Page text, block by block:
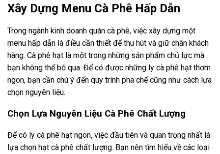
Xây Dựng Menu Cà Phê Hấp Dẫn
Trong ngành kinh doanh quán cà phê, việc xây dựng một
menu hấp dẫn là điều cần thiết để thu hút và giữ chân khách
hàng. Cà phê hạt là một trong những sản phẩm chủ lực mà
bạn không thể bỏ qua. Để có được những ly cà phê hạt thơm
ngon, bạn cần chú ý đến quy trình pha chế cũng như cách lựa
chọn nguyên liệu.
Chọn Lựa Nguyên Liệu Cà Phê Chất Lượng
Để có ly cà phê hạt ngon, việc đầu tiên và quan trọng nhất là
lựa chọn hạt cà phê chất lượng. Bạn nên tìm hiểu về các loại